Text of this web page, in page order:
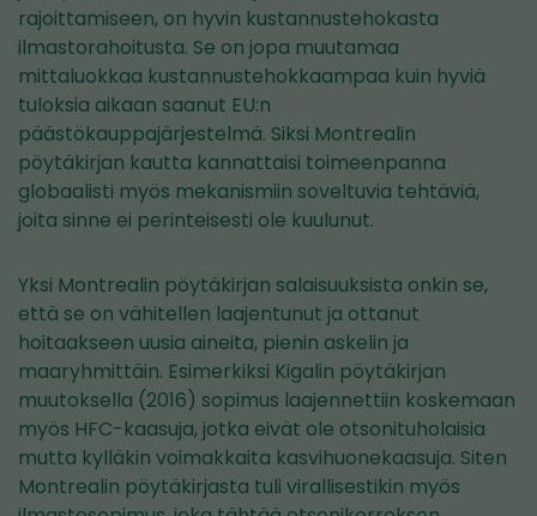
rajoittamiseen, on hyvin kustannustehokasta
ilmastorahoitusta. Se on jopa muutamaa
mittaluokkaa kustannustehokkaampaa kuin hyviä
tuloksia aikaan saanut EU:n
päästökauppajärjestelmä. Siksi Montrealin
pöytäkirjan kautta kannattaisi toimeenpanna
globaalisti myös mekanismiin soveltuvia tehtäviä,
joita sinne ei perinteisesti ole kuulunut.
Yksi Montrealin pöytäkirjan salaisuuksista onkin se,
että se on vähitellen laajentunut ja ottanut
hoitaakseen uusia aineita, pienin askelin ja
maaryhmittäin. Esimerkiksi Kigalin pöytäkirjan
muutoksella (2016) sopimus laajennettiin koskemaan
myös HFC-kaasuja, jotka eivät ole otsonituholaisia
mutta kylläkin voimakkaita kasvihuonekaasuja. Siten
Montrealin pöytäkirjasta tuli virallisestikin myös